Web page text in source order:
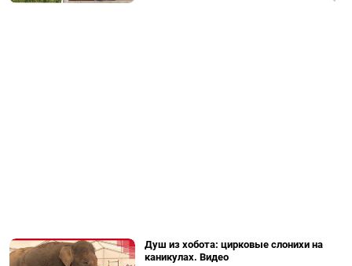
Душ из хобота: цирковые слонихи на
каникулах. Видео